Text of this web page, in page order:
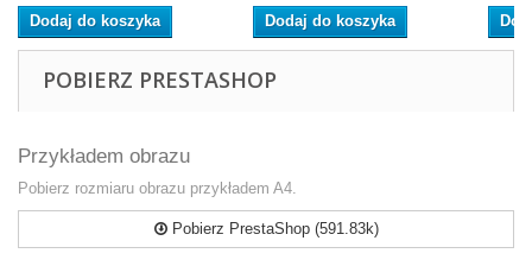
Dodaj do koszyka Dodaj do koszyka
POBIERZ PRESTASHOP
Przykładem obrazu
Pobierz rozmiaru obrazu przykładem A4.
Pobierz PrestaShop (591.83k)